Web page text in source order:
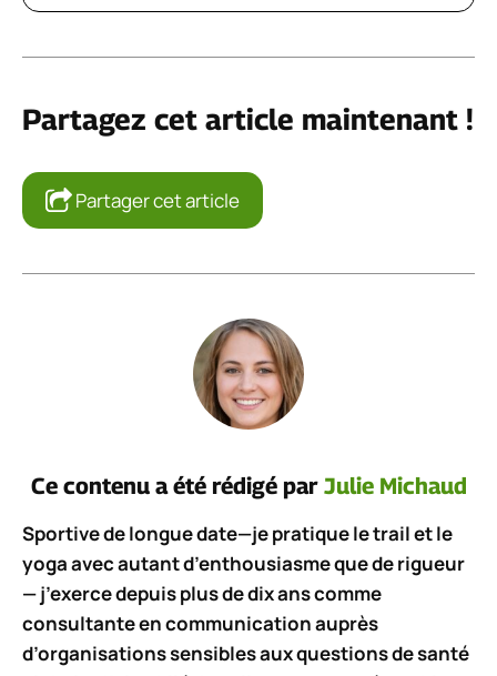
Partagez cet article maintenant !
Partager cet article
Ce contenu a été rédigé par Julie Michaud
Sportive de longue date—je pratique le trail et le
yoga avec autant d’enthousiasme que de rigueur
— j’exerce depuis plus de dix ans comme
consultante en communication auprès
d’organisations sensibles aux questions de santé